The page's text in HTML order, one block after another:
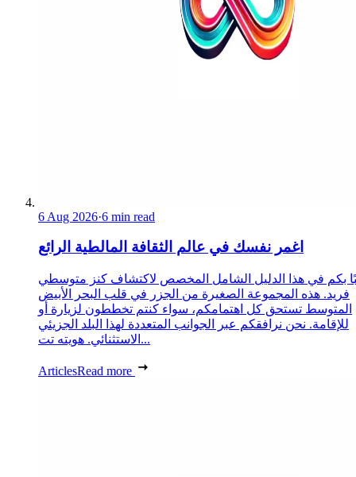
6 Aug 2026·6 min read
اغمر نفسك في عالم الثقافة المالطية الرائع
بكم في هذا الدليل الشامل المخصص لاكتشاف كنز متوسطي
فريد. هذه المجموعة الصغيرة من الجزر في قلب البحر الأبيض
المتوسط تستحق كل اهتمامكم، سواء كنتم تخططون لزيارة أو
للإقامة. نحن نرافقكم عبر الجوانب المتعددة لهذا البلد الجزيئي
الاستثنائي. هويته تت...
ArticlesRead more